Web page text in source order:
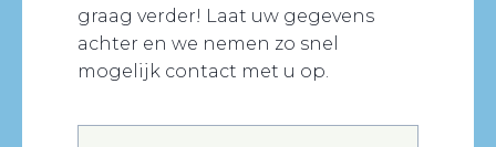
graag verder! Laat uw gegevens
achter en we nemen zo snel
mogelijk contact met u op.